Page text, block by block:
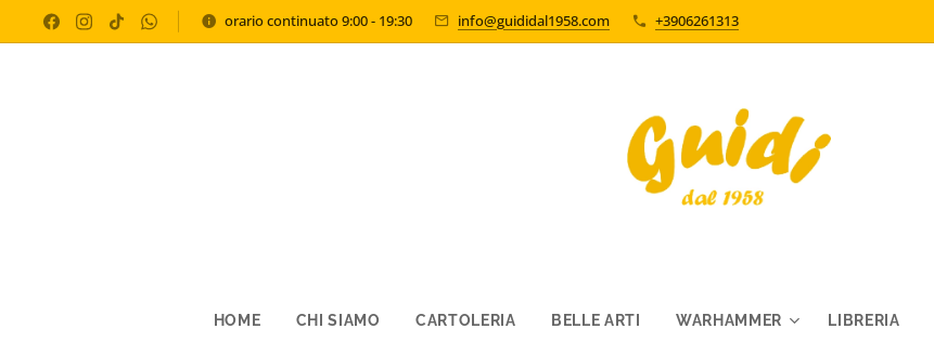
orario continuato 9:00 - 19:30 info@guididal1958.com +3906261313
HOME CHI SIAMO CARTOLERIA BELLE ARTI WARHAMMER LIBRERIA